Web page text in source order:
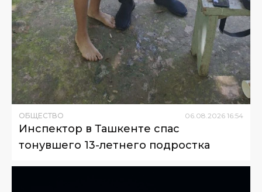
ОБЩЕСТВО 06 08 2026 16:54
Инспектор в Ташкенте спас
тонувшего 13-летнего подростка